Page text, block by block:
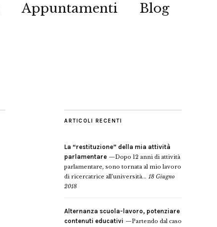
Appuntamenti Blog
ARTICOLI RECENTI
La “restituzione” della mia attività
parlamentare
Dopo 12 anni di attività
parlamentare, sono tornata al mio lavoro
di ricercatrice all’università... 18 Giugno
2018
Alternanza scuola-lavoro, potenziare
contenuti educativi
Partendo dal caso